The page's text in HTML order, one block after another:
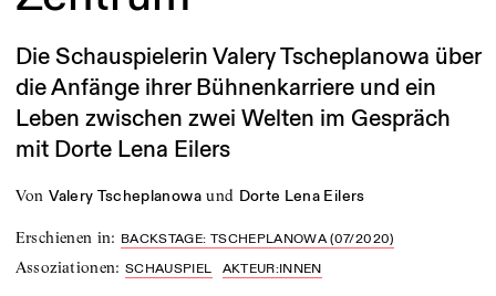
Die Schauspielerin Valery Tscheplanowa über
die Anfänge ihrer Bühnenkarriere und ein
Leben zwischen zwei Welten im Gespräch
mit Dorte Lena Eilers
von Valery Tscheplanowa und Dorte Lena Eilers
Erschienen in: BACKSTAGE: TSCHEPLANOWA (07/2020)
Assoziationen:SCHAUSPIEL AKTEUR:INNEN